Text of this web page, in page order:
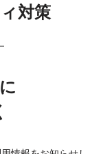
対策